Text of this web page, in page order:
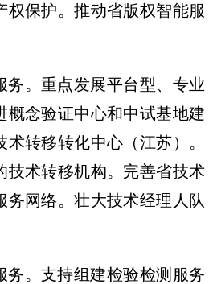
权保护。推动省版权智能服
务。重点发展平台型、专业
概念验证中心和中试基地建
转移转化中心（江苏）。
技术转移机构。完善省技术
务网络。壮大技术经理人队
务。支持组建检验检测服务